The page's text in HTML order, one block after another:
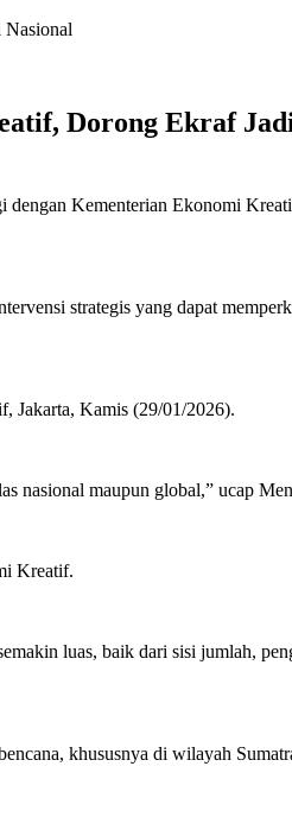
Dorong Ekraf
Kementerian Ekonomi
strategis yang dapat
Jakarta, Kamis (29/01/2026).
nasional maupun global,” ucap
Kreatif.
luas, baik dari sisi jumlah,
khususnya di wilayah